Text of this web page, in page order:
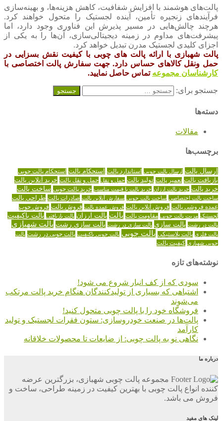
پالت‌های هوشمند با افزایش شفافیت، کاهش هزینه‌ها، و بهینه‌سازی
فرآیندهای زنجیره تأمین، آینده لجستیک را متحول خواهند کرد.
هرچند چالش‌هایی در مسیر پذیرش این فناوری وجود دارد، اما
پیشرفت‌های مداوم در زمینه دیجیتالی‌سازی، آن‌ها را به یکی از
اجزای کلیدی لجستیک مدرن تبدیل خواهد کرد.
پالت شهبازی با ارائه پالت های چوبی با کیفیت نقش بسزایی در
حمل‌ ونقل کالاهای حساس دارد. جهت سفارش پالت اختصاصی با
کارشناسان مجموعه تماس حاصل نمایید.
جستجو برای:
دسته‌ها
مقالات
برچسب‌ها
ارسال پالت ارسال پالت چوبی استاندارد پالت استحکام پالت استحکام پالت چوبی
بازیافت پالت تعمیر پالت تولید پالت حمل و نقل حمل و نقل پالت خرید آنلاین پالت
خرید پالت خرید پالت ارزان خرید پالت با قیمت مناسب خرید پالت چوبی ساخت پالت
ساخت پالت اختصاصی ساخت پالت چوبی سفارش آنلاین پالت صادرات پالت طراحی پالت
عمده فروشی پالت فروش آنلاین پالت فروش عمده پالت فروش پالت فروش چوب
لجستیک مزیت پالت چوبی مقاومت پالت پالت پالت ارزان پالت بازیافتی پالت باکیفیت
پالت در رشت پالت سازی پالت سازی در رشت پالت سازی رشت پالت شهبازی
پالت فلزی پالت پلاستیکی پالت چوبی پالت چوبی باکیفیت پالت چوبی در رشت پالت
چوبی شهبازی کیفیت پالت
نوشته‌های تازه
سودی که از کف انبار شروع می شود!
اشتباهی که بسیاری از تولیدکنندگان هنگام خرید پالت مرتکب
می‌شوند
فروشگاه خود را با پالت چوبی متحول کنید!
پالت‌ها در صنعت خودروسازی: ستون فقرات لجستیک و تولید
کارآمد
نگاهی نو به پالت چوبی: از ضایعات تا محصولات خلاقانه
درباره ما
مجموعه پالت چوبی شهبازی، بزرگترین عرضه
کننده انواع پالت چوبی با بهترین کیفیت در زمینه طراحی، ساخت و
فروش می باشد.
لینک های مفید